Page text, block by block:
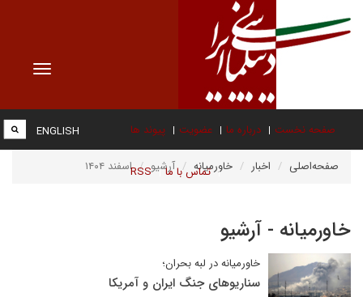
Toggle
صفحه نخست درباره ما عضویت پیوند ها
تماس با ما RSS
ENGLISH
صفحه‌اصلی اخبار خاورمیانه آرشیو اسفند ۱۴۰۴
خاورمیانه - آرشیو
خاورمیانه در لبه بحران؛
سناریوهای جنگ ایران و آمریکا